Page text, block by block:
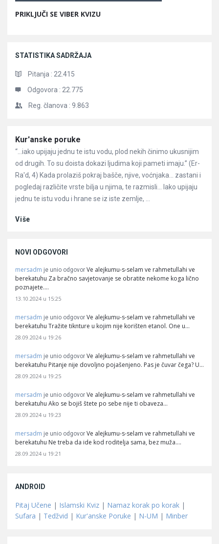
PRIKLJUČI SE VIBER KVIZU
STATISTIKA SADRŽAJA
Pitanja : 22.415
Odgovora : 22.775
Reg. članova : 9.863
Članci
Kur'anske poruke
“…iako upijaju jednu te istu vodu, plod nekih činimo ukusnijim
od drugih. To su doista dokazi ljudima koji pameti imaju.” (Er-
Ra'd, 4) Kada prolaziš pokraj bašče, njive, voćnjaka… zastani i
pogledaj različite vrste bilja u njima, te razmisli… Iako upijaju
jednu te istu vodu i hrane se iz iste zemlje, ...
Više
NOVI ODGOVORI
mersadm je unio odgovor Ve alejkumu-s-selam ve rahmetullahi ve
berekatuhu Za bračno savjetovanje se obratite nekome koga lično
poznajete.…
13.10.2024 u 15:25
mersadm je unio odgovor Ve alejkumu-s-selam ve rahmetullahi ve
berekatuhu Tražite tiknture u kojim nije korišten etanol. One u…
28.09.2024 u 19:26
mersadm je unio odgovor Ve alejkumu-s-selam ve rahmetullahi ve
berekatuhu Pitanje nije dovoljno pojašenjeno. Pas je čuvar čega? U…
28.09.2024 u 19:25
mersadm je unio odgovor Ve alejkumu-s-selam ve rahmetullahi ve
berekatuhu Ako se bojiš štete po sebe nije ti obaveza…
28.09.2024 u 19:23
mersadm je unio odgovor Ve alejkumu-s-selam ve rahmetullahi ve
berekatuhu Ne treba da ide kod roditelja sama, bez muža.…
28.09.2024 u 19:21
ANDROID
Pitaj Učene | Islamski Kviz | Namaz korak po korak |
Sufara | Tedžvid | Kur'anske Poruke | N-UM | Minber